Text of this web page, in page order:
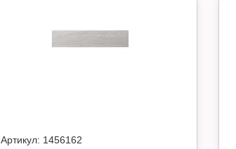
Артикул: 1456162